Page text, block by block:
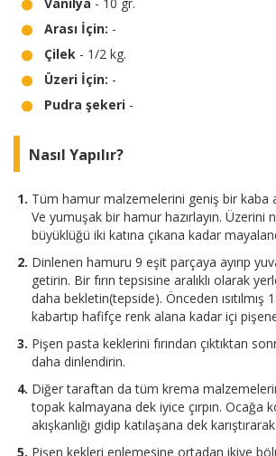
Arası İçin: -
Çilek - 1/2 kg.
Üzeri İçin: -
Pudra şekeri -
Nasıl Yapılır?
Tüm hamur malzemelerini geniş bir kaba
Ve yumuşak bir hamur hazırlayın. Üzerini
büyüklüğü iki katına çıkana kadar
Dinlenen hamuru 9 eşit parçaya ayırıp
getirin. Bir fırın tepsisine aralıklı olarak
daha bekletin(tepside). Önceden ısıtılmış
kabartıp hafifçe renk alana kadar içi
Pişen pasta keklerini fırından çıktıktan
daha dinlendirin.
Diğer taraftan da tüm krema
topak kalmayana dek iyice çırpın. Ocağa
akışkanlığı gidip katılaşana dek
Pişen kekleri enlemesine ortadan ikiye